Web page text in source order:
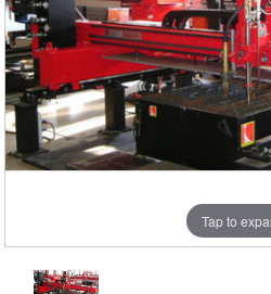
Tap to